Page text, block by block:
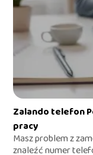
Zalando telefon
pracy
Masz problem z
znaleźć numer